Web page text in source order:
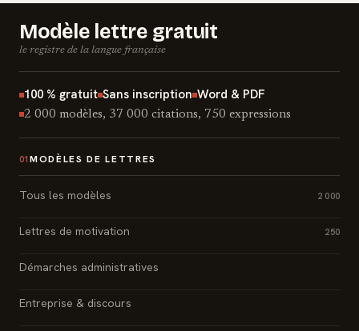
Modèle lettre gratuit
le registre de la langue française
100 % gratuit Sans inscription Word & PDF
2 000 modèles, 37 000 citations, 750 expressions
01 MODÈLES DE LETTRES
Tous les modèles 2 000
Lettres de motivation 250
Démarches administratives
Entreprise & discours